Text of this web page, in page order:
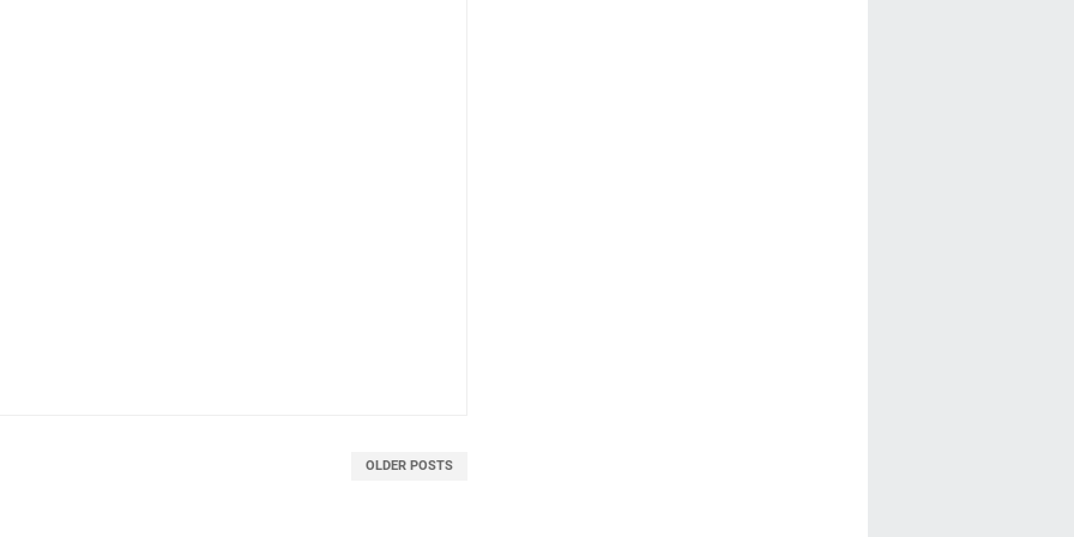
OLDER POSTS